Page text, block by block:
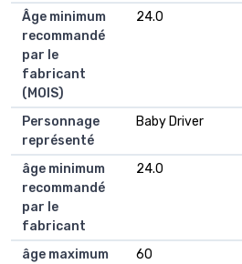
Âge minimum
recommandé
par le
fabricant
(MOIS)
24.0
Personnage
représenté
Baby Driver
âge minimum
recommandé
par le
fabricant
24.0
âge maximum
60